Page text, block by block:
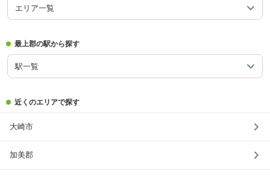
エリア一覧
最上郡の駅から探す
駅一覧
近くのエリアで探す
大崎市
加美郡